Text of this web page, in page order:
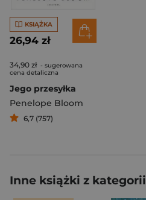
KSIĄŻKA
26,94 zł
34,90 zł - sugerowana
cena detaliczna
Jego przesyłka
Penelope Bloom
6,7 (757)
Inne książki z kategorii